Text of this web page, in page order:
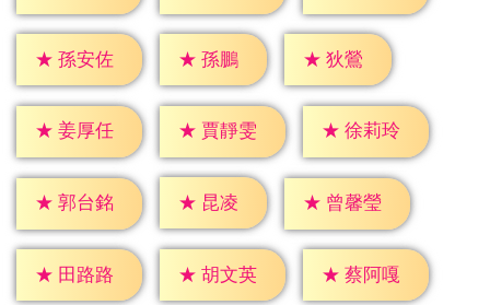
★ 孫安佐 ★ 孫鵬 ★ 狄鶯
★ 姜厚任 ★ 賈靜雯 ★ 徐莉玲
★ 郭台銘 ★ 昆凌 ★ 曾馨瑩
★ 田路路 ★ 胡文英 ★ 蔡阿嘎